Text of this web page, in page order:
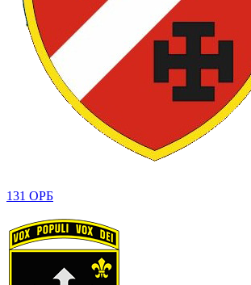
131 ОРБ